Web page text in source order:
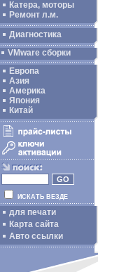
Катера, моторы
Ремонт л.м.
Диагностика
VMware сборки
Европа
Азия
Америка
Япония
Китай
ИСКАТЬ ВЕЗДЕ
для печати
Карта сайта
Авто ссылки